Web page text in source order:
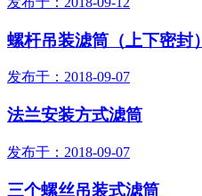
螺杆吊装滤筒（上下密封）
发布于：2018-09-07
法兰安装方式滤筒
发布于：2018-09-07
三个螺丝吊装式滤筒